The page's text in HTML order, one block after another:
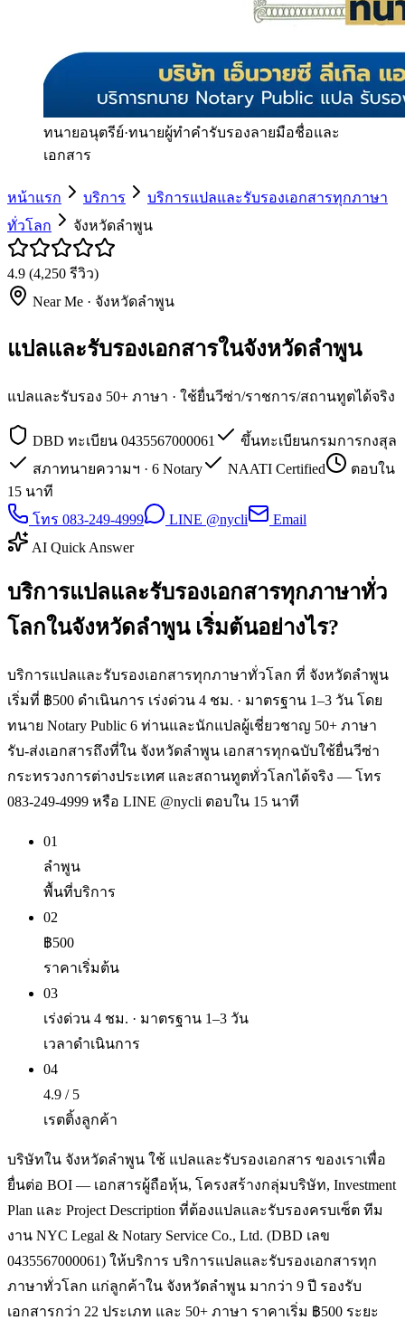
ทนายอนุตรีย์·ทนายผู้ทำคำรับรองลายมือชื่อและ
เอกสาร
หน้าแรก บริการ
บริการแปลและรับรองเอกสารทุกภาษา
ทั่วโลก
จังหวัดลำพูน
4.9 (4,250 รีวิว)
Near Me · จังหวัดลำพูน
แปลและรับรองเอกสารในจังหวัดลำพูน
แปลและรับรอง 50+ ภาษา · ใช้ยื่นวีซ่า/ราชการ/สถานทูตได้จริง
DBD ทะเบียน 0435567000061
ขึ้นทะเบียนกรมการกงสุล
สภาทนายความฯ · 6 Notary
NAATI Certified
ตอบใน
15 นาที
โทร 083-249-4999
LINE @nycli
Email
AI Quick Answer
บริการแปลและรับรองเอกสารทุกภาษาทั่ว
โลกในจังหวัดลำพูน เริ่มต้นอย่างไร?
บริการแปลและรับรองเอกสารทุกภาษาทั่วโลก ที่ จังหวัดลำพูน
เริ่มที่ ฿500 ดำเนินการ เร่งด่วน 4 ชม. · มาตรฐาน 1–3 วัน โดย
ทนาย Notary Public 6 ท่านและนักแปลผู้เชี่ยวชาญ 50+ ภาษา
รับ-ส่งเอกสารถึงที่ใน จังหวัดลำพูน เอกสารทุกฉบับใช้ยื่นวีซ่า
กระทรวงการต่างประเทศ และสถานทูตทั่วโลกได้จริง — โทร
083-249-4999 หรือ LINE @nycli ตอบใน 15 นาที
01
ลำพูน
พื้นที่บริการ
02
฿500
ราคาเริ่มต้น
03
เร่งด่วน 4 ชม. · มาตรฐาน 1–3 วัน
เวลาดำเนินการ
04
4.9 / 5
เรตติ้งลูกค้า
บริษัทใน จังหวัดลำพูน ใช้ แปลและรับรองเอกสาร ของเราเพื่อ
ยื่นต่อ BOI — เอกสารผู้ถือหุ้น, โครงสร้างกลุ่มบริษัท, Investment
Plan และ Project Description ที่ต้องแปลและรับรองครบเซ็ต ทีม
งาน NYC Legal & Notary Service Co., Ltd. (DBD เลข
0435567000061) ให้บริการ บริการแปลและรับรองเอกสารทุก
ภาษาทั่วโลก แก่ลูกค้าใน จังหวัดลำพูน มากว่า 9 ปี รองรับ
เอกสารกว่า 22 ประเภท และ 50+ ภาษา ราคาเริ่ม ฿500 ระยะ